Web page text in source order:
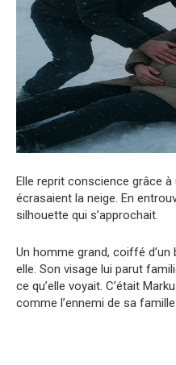
Elle reprit conscience grâce
écrasaient la neige. En
silhouette qui s’approchait.
Un homme grand, coiffé
elle. Son visage lui parut
ce qu’elle voyait. C’était
comme l’ennemi de sa famille.